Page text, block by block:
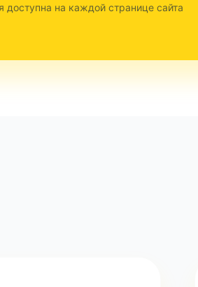
на каждой странице сайта